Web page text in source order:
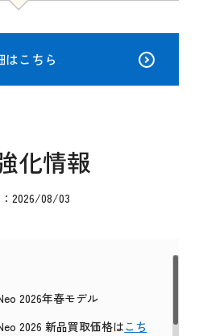
はこちら
化情報
2026/08/03
2026年春モデル
2026 新品買取価格はこち